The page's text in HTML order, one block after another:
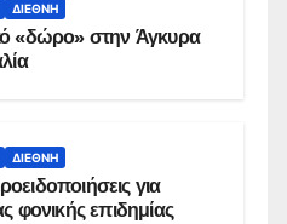
ΔΙΕΘΝΉ
«δώρο» στην Άγκυρα
ΔΙΕΘΝΉ
για
φονικής επιδημίας